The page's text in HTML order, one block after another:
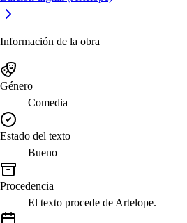
Información de la obra
Género
Comedia
Estado del texto
Bueno
Procedencia
El texto procede de Artelope.